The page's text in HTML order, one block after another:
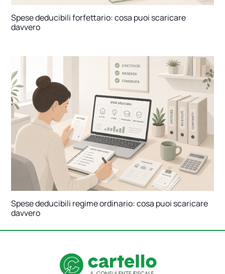
Spese deducibili forfettario: cosa puoi scaricare
davvero
Spese deducibili regime ordinario: cosa puoi scaricare
davvero